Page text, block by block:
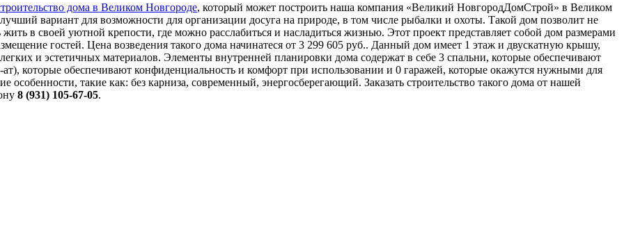
дома в Великом Новгороде, который может построить наша компания «Великий НовгородДомСтрой» в Великом
вариант для возможности для организации досуга на природе, в том числе рыбалки и охоты. Такой дом позволит не
в своей уютной крепости, где можно расслабиться и насладиться жизнью. Этот проект представляет собой дом размерами
гостей. Цена возведения такого дома начинатеся от 3 299 605 руб.. Данный дом имеет 1 этаж и двускатную крышу,
и эстетичных материалов. Элементы внутренней планировки дома содержат в себе 3 спальни, которые обеспечивают
которые обеспечивают конфиденциальность и комфорт при использовании и 0 гаражей, которые окажутся нужными для
такие как: без карниза, современный, энергосберегающий. Заказать строительство такого дома от нашей
8 (931) 105-67-05.